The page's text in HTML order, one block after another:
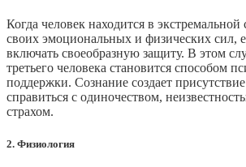
Когда человек находится в
своих эмоциональных и физических сил,
включать своеобразную защиту. В этом
третьего человека становится способом
поддержки. Сознание создает
справиться с одиночеством,
страхом.
2. Физиология